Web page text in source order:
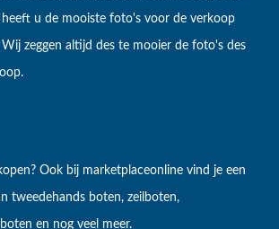
heeft u de mooiste foto's voor de verkoop
zeggen altijd des te mooier de foto's des
Ook bij marketplaceonline vind je een
tweedehands boten, zeilboten,
en nog veel meer.